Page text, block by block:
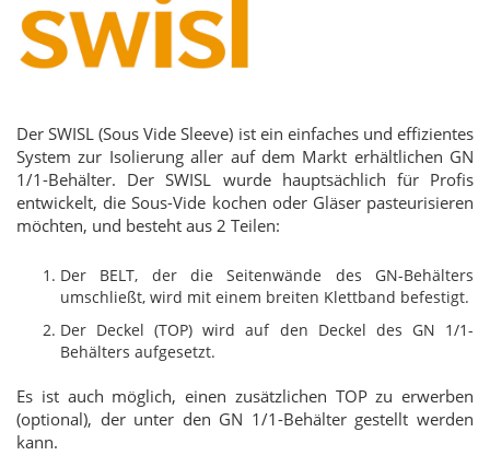
Der SWISL (Sous Vide Sleeve) ist ein einfaches und effizientes
System zur Isolierung aller auf dem Markt erhältlichen GN
1/1-Behälter. Der SWISL wurde hauptsächlich für Profis
entwickelt, die Sous-Vide kochen oder Gläser pasteurisieren
möchten, und besteht aus 2 Teilen:
Der BELT, der die Seitenwände des GN-Behälters
umschließt, wird mit einem breiten Klettband befestigt.
Der Deckel (TOP) wird auf den Deckel des GN 1/1-
Behälters aufgesetzt.
Es ist auch möglich, einen zusätzlichen TOP zu erwerben
(optional), der unter den GN 1/1-Behälter gestellt werden
kann.